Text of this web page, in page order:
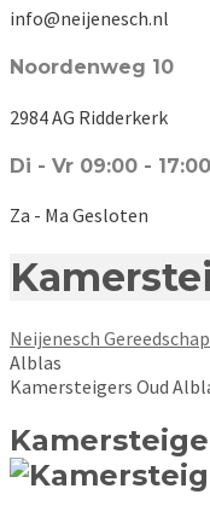
info@neijenesch.nl
Noordenweg 10
2984 AG Ridderkerk
Di - Vr 09:00 - 17:00
Za - Ma Gesloten
Neijenesch
Alblas
Kamersteigers Oud